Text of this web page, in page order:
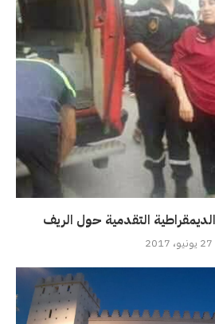
التقدمية حول الريف
27 يونيو، 2017